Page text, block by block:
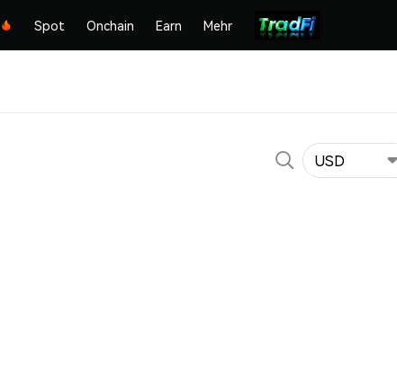
Spot Onchain Earn Mehr
USD